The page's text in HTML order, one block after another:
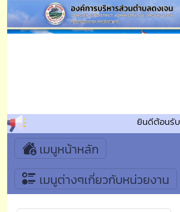
ยินดีต้อนรับ
เมนูหน้าหลัก
เมนูต่างๆเกี่ยวกับหน่วยงาน